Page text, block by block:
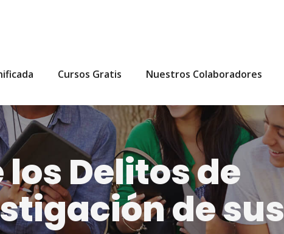
Cursos Gratis Nuestros Colaboradores
Delitos de
de sus